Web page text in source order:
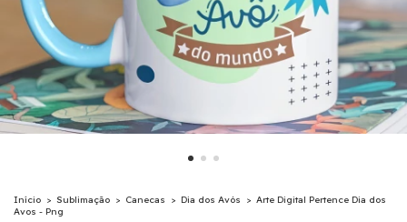
Início > Sublimação > Canecas > Dia dos Avós > Arte Digital Pertence Dia dos
Avos - Png